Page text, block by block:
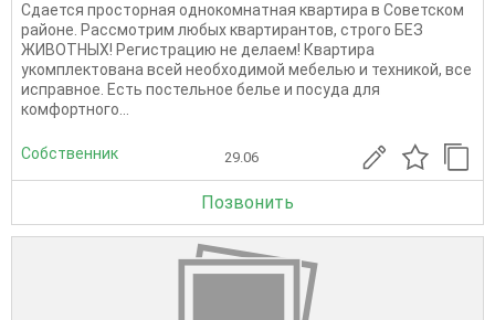
Сдается просторная однокомнатная квартира в Советском
районе. Рассмотрим любых квартирантов, строго БЕЗ
ЖИВОТНЫХ! Регистрацию не делаем! Квартира
укомплектована всей необходимой мебелью и техникой, все
исправное. Есть постельное белье и посуда для
комфортного...
Собственник 29.06
Позвонить